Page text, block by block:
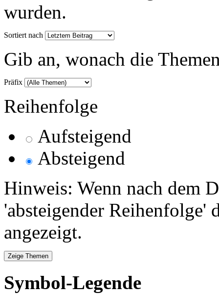
wurden.
Sortiert nach
Gib an, wonach die
Präfix
Reihenfolge
Aufsteigend
Absteigend
Hinweis: Wenn nach dem
'absteigender Reihenfolge'
angezeigt.
Symbol-Legende